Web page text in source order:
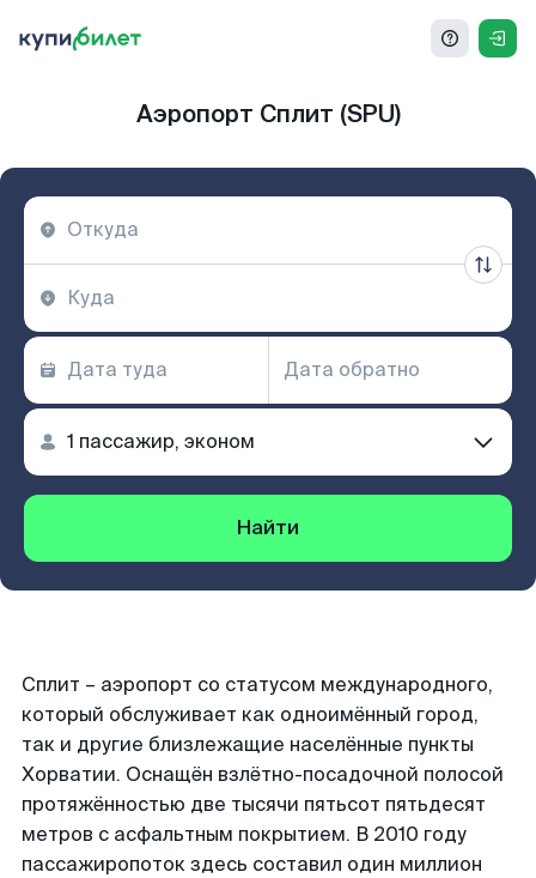
Аэропорт Сплит (SPU)
Найти
Сплит – аэропорт со статусом международного,
который обслуживает как одноимённый город,
так и другие близлежащие населённые пункты
Хорватии. Оснащён взлётно-посадочной полосой
протяжённостью две тысячи пятьсот пятьдесят
метров с асфальтным покрытием. В 2010 году
пассажиропоток здесь составил один миллион